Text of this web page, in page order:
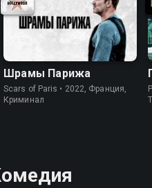
Шрамы Парижа
Scars of Paris • 2022, Франция,
Криминал